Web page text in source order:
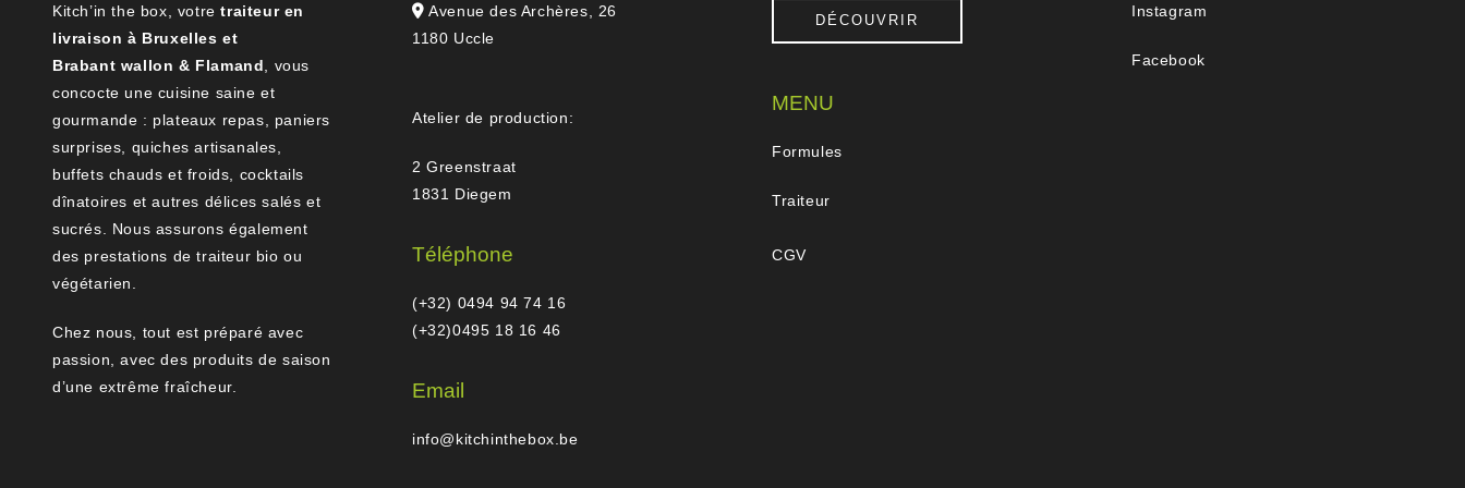
Kitch’in the box, votretraiteur en
livraison à Bruxelles et
Brabant wallon & Flamand , vous
concocte une cuisine saine et
gourmande : plateaux repas, paniers
surprises, quiches artisanales,
buffets chauds et froids, cocktails
dînatoires et autres délices salés et
sucrés. Nous assurons également
des prestations de traiteur bio ou
végétarien.
Chez nous, tout est préparé avec
passion, avec des produits de saison
d’une extrême fraîcheur.
Avenue des Archères, 26
1180 Uccle
Atelier de production:
2 Greenstraat
1831 Diegem
Téléphone
(+32) 0494 94 74 16
(+32)0495 18 16 46
Email
info@kitchinthebox.be
DÉCOUVRIR
MENU
Formules
Traiteur
CGV
Instagram
Facebook